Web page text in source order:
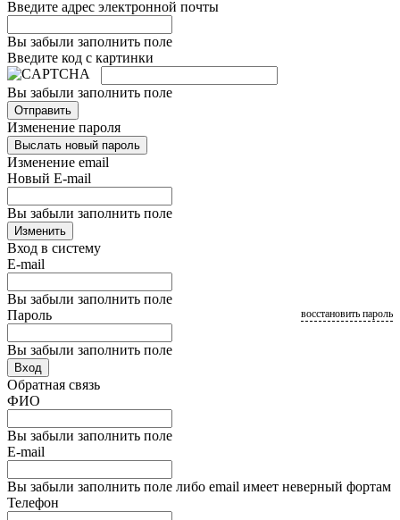
Введите адрес электронной почты
Вы забыли заполнить поле
Введите код с картинки
Вы забыли заполнить поле
Отправить
Изменение пароля
Выслать новый пароль
Изменение email
Новый E-mail
Вы забыли заполнить поле
Изменить
Вход в систему
E-mail
Вы забыли заполнить поле
Пароль
Вы забыли заполнить поле
восстановить пароль
Вход
Обратная связь
ФИО
Вы забыли заполнить поле
E-mail
Вы забыли заполнить поле либо email имеет неверный фортам
Телефон